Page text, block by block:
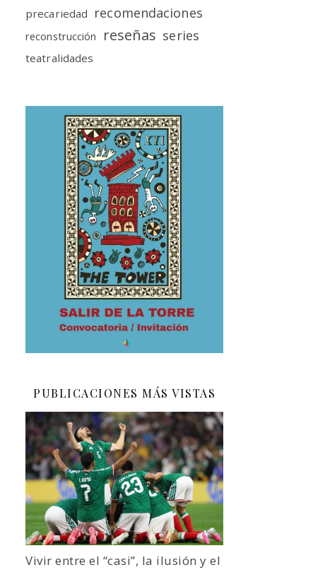
precariedad recomendaciones
reconstrucción reseñas series
teatralidades
PUBLICACIONES MÁS VISTAS
Vivir entre el “casi”, la ilusión y el